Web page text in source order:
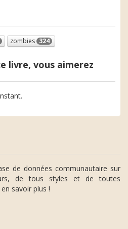
zombies 324
livre, vous aimerez
de données communautaire sur
de tous styles et de toutes
savoir plus !